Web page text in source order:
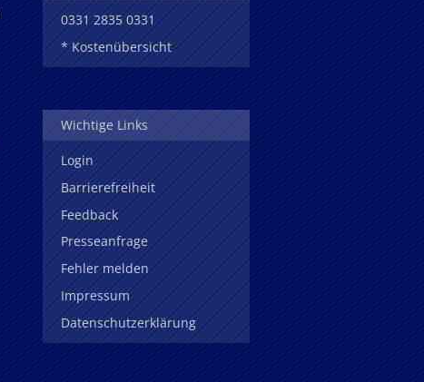
0331 2835 0331
* Kostenübersicht
Wichtige Links
Login
Barrierefreiheit
Feedback
Presseanfrage
Fehler melden
Impressum
Datenschutzerklärung